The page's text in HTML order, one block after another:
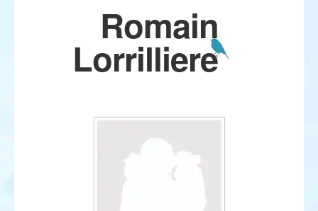
Romain
Lorrilliere